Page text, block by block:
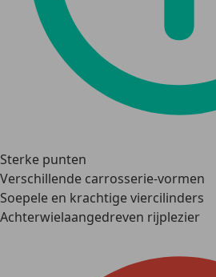
Sterke punten
Verschillende carrosserie-vormen
Soepele en krachtige viercilinders
Achterwielaangedreven rijplezier